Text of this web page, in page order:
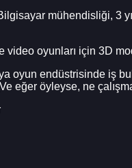
mühendisliği, 3
video oyunları için 3D
oyun endüstrisinde iş
eğer öyleyse, ne